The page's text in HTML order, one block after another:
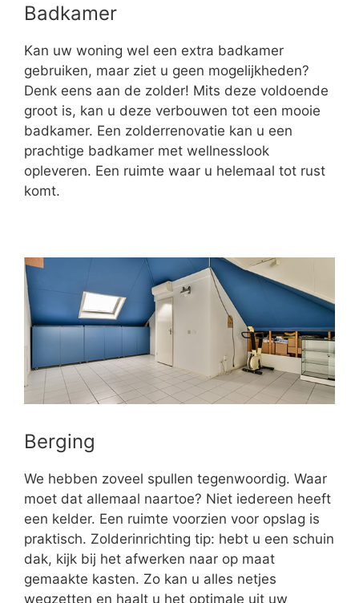
Badkamer
Kan uw woning wel een extra badkamer
gebruiken, maar ziet u geen mogelijkheden?
Denk eens aan de zolder! Mits deze voldoende
groot is, kan u deze verbouwen tot een mooie
badkamer. Een zolderrenovatie kan u een
prachtige badkamer met wellnesslook
opleveren. Een ruimte waar u helemaal tot rust
komt.
Berging
We hebben zoveel spullen tegenwoordig. Waar
moet dat allemaal naartoe? Niet iedereen heeft
een kelder. Een ruimte voorzien voor opslag is
praktisch. Zolderinrichting tip: hebt u een schuin
dak, kijk bij het afwerken naar op maat
gemaakte kasten. Zo kan u alles netjes
wegzetten en haalt u het optimale uit uw